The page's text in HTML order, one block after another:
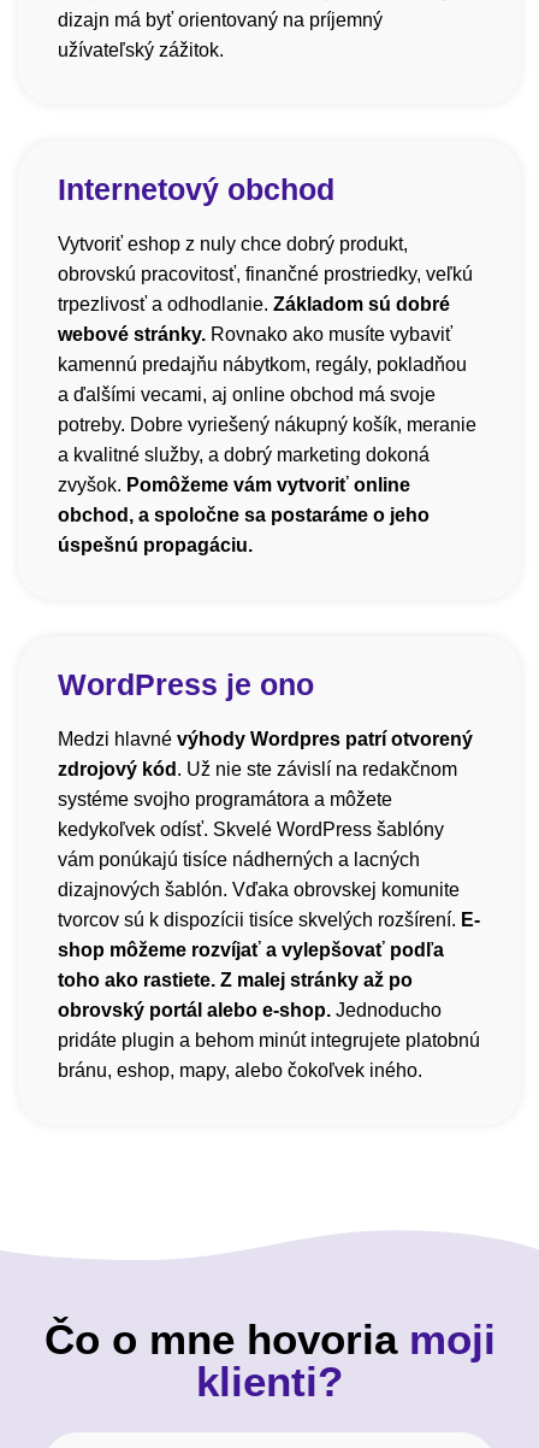
dizajn má byť orientovaný na príjemný
užívateľský zážitok.
Internetový obchod
Vytvoriť eshop z nuly chce dobrý produkt,
obrovskú pracovitosť, finančné prostriedky, veľkú
trpezlivosť a odhodlanie. Základom sú dobré
webové stránky. Rovnako ako musíte vybaviť
kamennú predajňu nábytkom, regály, pokladňou
a ďalšími vecami, aj online obchod má svoje
potreby. Dobre vyriešený nákupný košík, meranie
a kvalitné služby, a dobrý marketing dokoná
zvyšok. Pomôžeme vám vytvoriť online
obchod, a spoločne sa postaráme o jeho
úspešnú propagáciu.
WordPress je ono
Medzi hlavné výhody Wordpres patrí otvorený
zdrojový kód . Už nie ste závislí na redakčnom
systéme svojho programátora a môžete
kedykoľvek odísť. Skvelé WordPress šablóny
vám ponúkajú tisíce nádherných a lacných
dizajnových šablón. Vďaka obrovskej komunite
tvorcov sú k dispozícii tisíce skvelých rozšírení. E-
shop môžeme rozvíjať a vylepšovať podľa
toho ako rastiete. Z malej stránky až po
obrovský portál alebo e-shop. Jednoducho
pridáte plugin a behom minút integrujete platobnú
bránu, eshop, mapy, alebo čokoľvek iného.
Čo o mne hovoriamoji
klienti?